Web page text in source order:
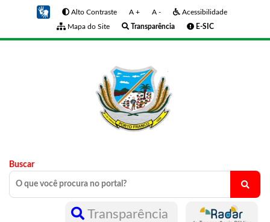
Alto Contraste A + A -
Acessibilidade
Mapa do Site
Transparência E-SIC
Buscar
Transparência